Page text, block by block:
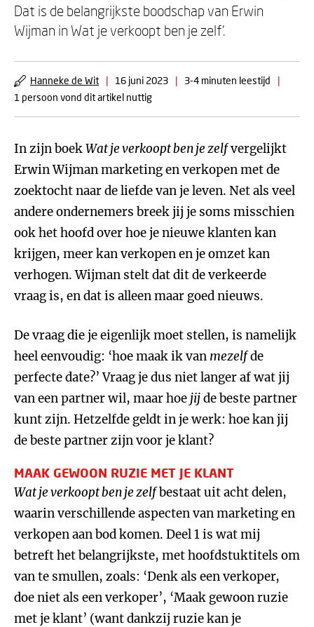
Dat is de belangrijkste boodschap van Erwin
Wijman in Wat je verkoopt ben je zelf’.
Hanneke de Wit | 16 juni 2023 | 3-4 minuten leestijd
|
1 persoon vond dit artikel nuttig
In zijn boekWat je verkoopt ben je zelfvergelijkt
Erwin Wijman marketing en verkopen met de
zoektocht naar de liefde van je leven. Net als veel
andere ondernemers breek jij je soms misschien
ook het hoofd over hoe je nieuwe klanten kan
krijgen, meer kan verkopen en je omzet kan
verhogen. Wijman stelt dat dit de verkeerde
vraag is, en dat is alleen maar goed nieuws.
De vraag die je eigenlijk moet stellen, is namelijk
heel eenvoudig: ‘hoe maak ik van mezelfde
perfecte date?’ Vraag je dus niet langer af wat jij
van een partner wil, maar hoe jijde beste partner
kunt zijn. Hetzelfde geldt in je werk: hoe kan jij
de beste partner zijn voor je klant?
MAAK GEWOON RUZIE MET JE KLANT
Wat je verkoopt ben je zelfbestaat uit acht delen,
waarin verschillende aspecten van marketing en
verkopen aan bod komen. Deel 1 is wat mij
betreft het belangrijkste, met hoofdstuktitels om
van te smullen, zoals: ‘Denk als een verkoper,
doe niet als een verkoper’, ‘Maak gewoon ruzie
met je klant’ (want dankzij ruzie kan je